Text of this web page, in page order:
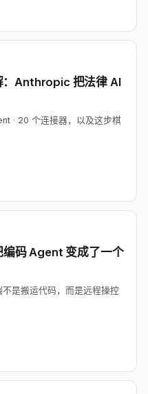
Anthropic 把法律 AI
· 20 个连接器，以及这步棋
码 Agent 变成了一个
是搬运代码，而是远程操控